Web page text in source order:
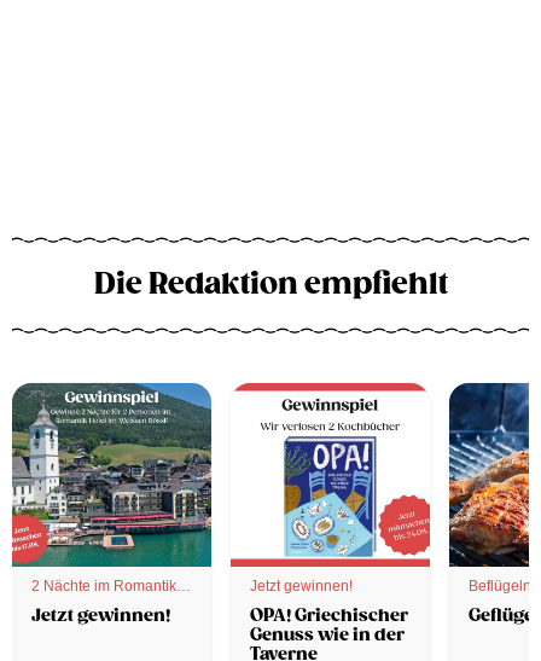
Die Redaktion empfiehlt
2 Nächte im Romantik
Hotel
Jetzt gewinnen!
Jetzt gewinnen!
OPA! Griechischer
Genuss wie in der
Taverne